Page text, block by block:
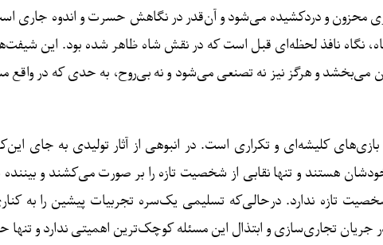
مادری محزون و دردکشیده می‌شود و آن‌قدر در نگاهش حسرت و اندوه جاری
نگاه نافذ لحظه‌ای قبل است که در نقش شاه ظاهر شده بود. این
می‌بخشد و هرگز نیز نه تصنعی می‌شود و نه بی‌روح، به حدی که در
کلیشه‌ای و تکراری است. در انبوهی از آثار تولیدی به جای
هستند و تنها نقابی از شخصیت تازه را بر صورت می‌کشند و
تازه ندارد. درحالی‌که تسلیمی یک‌سره تجربیات پیشین را به
تجاری‌سازی و ابتذال این مسئله کوچک‌ترین اهمیتی ندارد و